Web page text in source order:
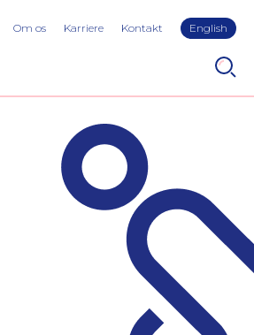
Om os Karriere Kontakt English